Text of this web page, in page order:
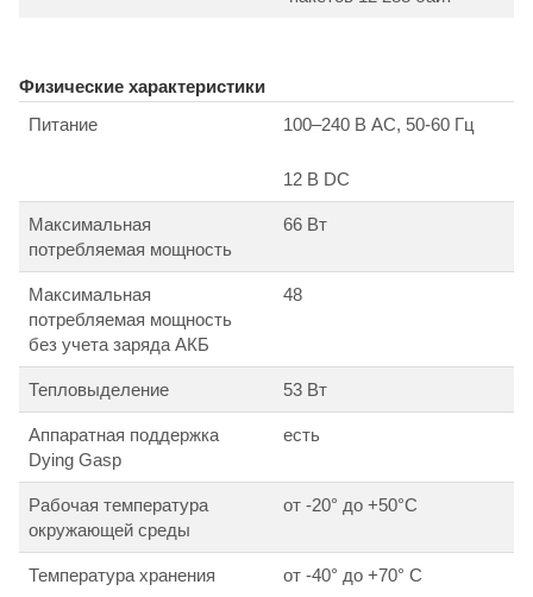
Физические характеристики
Питание
100–240 В AC, 50-60 Гц
12 В DC
Максимальная
потребляемая мощность
66 Вт
Максимальная
потребляемая мощность
без учета заряда АКБ
48
Тепловыделение 53 Вт
Аппаратная поддержка
Dying Gasp
есть
Рабочая температура
окружающей среды
от -20° до +50°С
Температура хранения от -40° до +70° С